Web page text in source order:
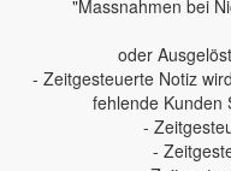
"Massnahmen bei
oder
- Zeitgesteuerte Notiz
fehlende Kunden
-
-